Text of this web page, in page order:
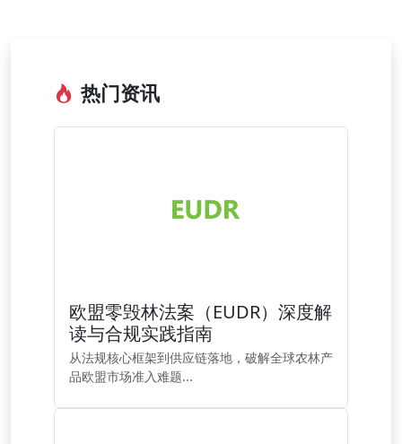
热门资讯
欧盟零毁林法案（EUDR）深度解
读与合规实践指南
从法规核心框架到供应链落地，破解全球农林产
品欧盟市场准入难题...